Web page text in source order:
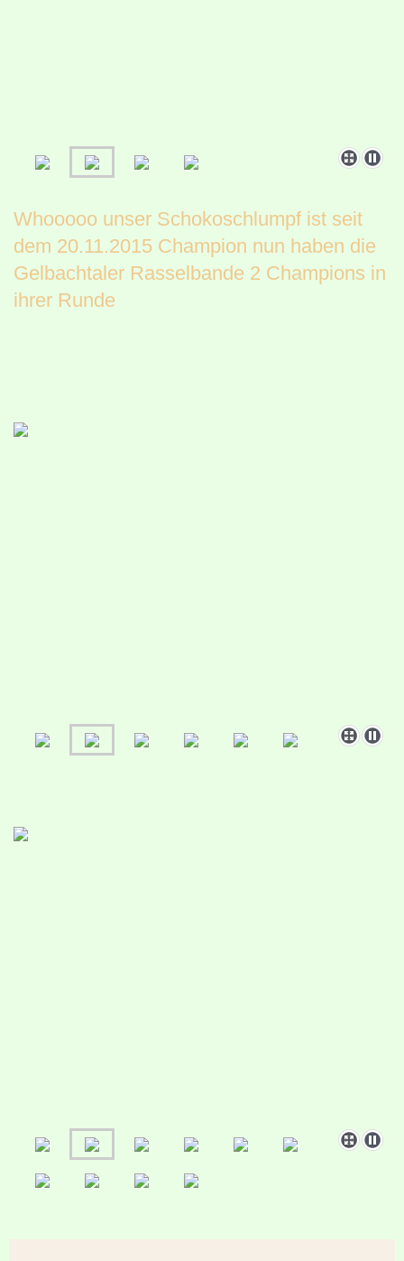
Whooooo unser Schokoschlumpf ist seit
dem 20.11.2015 Champion nun haben die
Gelbachtaler Rasselbande 2 Champions in
ihrer Runde